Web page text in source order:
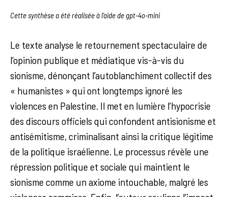
Cette synthèse a été réalisée à l’aide de gpt-4o-mini
Le texte analyse le retournement spectaculaire de
l’opinion publique et médiatique vis-à-vis du
sionisme, dénonçant l’autoblanchiment collectif des
« humanistes » qui ont longtemps ignoré les
violences en Palestine. Il met en lumière l’hypocrisie
des discours officiels qui confondent antisionisme et
antisémitisme, criminalisant ainsi la critique légitime
de la politique israélienne. Le processus révèle une
répression politique et sociale qui maintient le
sionisme comme un axiome intouchable, malgré les